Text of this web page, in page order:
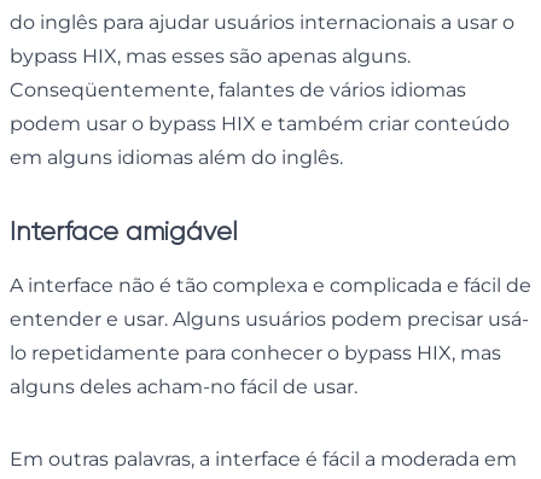
do inglês para ajudar usuários internacionais a usar o
bypass HIX, mas esses são apenas alguns.
Conseqüentemente, falantes de vários idiomas
podem usar o bypass HIX e também criar conteúdo
em alguns idiomas além do inglês.
Interface amigável
A interface não é tão complexa e complicada e fácil de
entender e usar. Alguns usuários podem precisar usá-
lo repetidamente para conhecer o bypass HIX, mas
alguns deles acham-no fácil de usar.
Em outras palavras, a interface é fácil a moderada em